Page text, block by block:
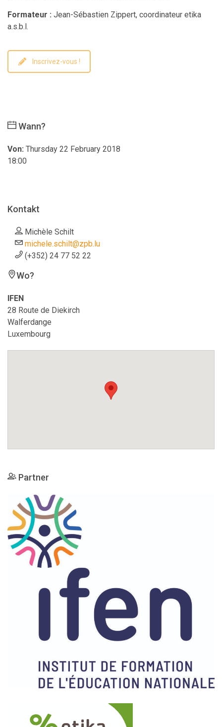
Formateur : Jean-Sébastien Zippert, coordinateur etika
a.s.b.l.
Inscrivez-vous !
Wann?
Von: Thursday 22 February 2018
18:00
Kontakt
Michèle Schilt
michele.schilt@zpb.lu
(+352) 24 77 52 22
Wo?
IFEN
28 Route de Diekirch
Walferdange
Luxembourg
Partner